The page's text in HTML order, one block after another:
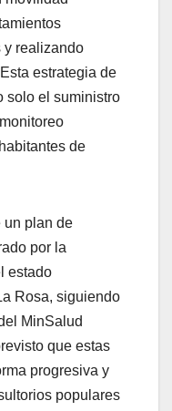
y realizando
estrategia de
solo el suministro
de
un plan de
por la
estado
Rosa, siguiendo
MinSalud
que estas
progresiva y
populares